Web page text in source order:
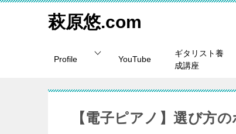
萩原悠.com
Profile YouTube
ギタリスト養
成講座
【電子ピアノ】選び方